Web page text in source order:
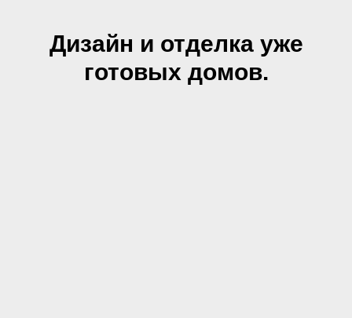
Дизайн и отделка уже
готовых домов.